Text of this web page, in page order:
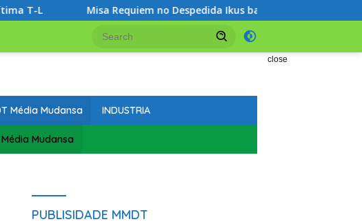
Misa Requiem no Despedida Ikus ba Professor Bendito Freitas
close
Média Mudansa INDUSTRIA
Média Mudansa
PUBLISIDADE MMDT